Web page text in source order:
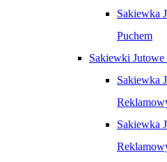
Sakiewka
Puchem
Sakiewki Jutowe
Sakiewka
Sakiewka